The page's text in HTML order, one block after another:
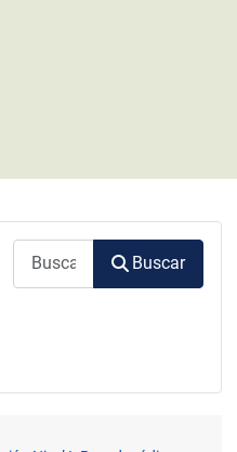
Buscar